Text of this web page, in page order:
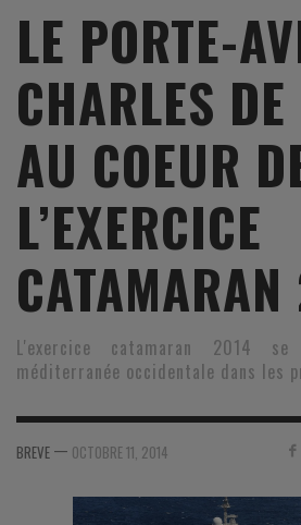
LE PORTE-
CHARLES
AU COEUR
L’EXERCICE
L'exercice catamaran 2014
méditerranée occidentale dans les
BREVE — OCTOBRE 11, 2014